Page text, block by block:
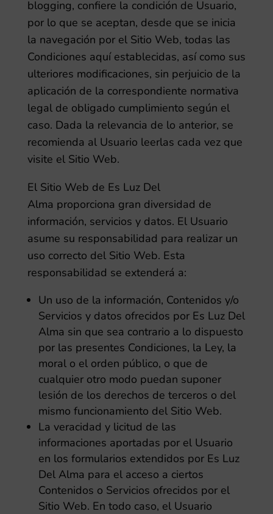
blogging, confiere la condición de Usuario,
por lo que se aceptan, desde que se inicia
la navegación por el Sitio Web, todas las
Condiciones aquí establecidas, así como sus
ulteriores modificaciones, sin perjuicio de la
aplicación de la correspondiente normativa
legal de obligado cumplimiento según el
caso. Dada la relevancia de lo anterior, se
recomienda al Usuario leerlas cada vez que
visite el Sitio Web.
El Sitio Web de Es Luz Del
Alma proporciona gran diversidad de
información, servicios y datos. El Usuario
asume su responsabilidad para realizar un
uso correcto del Sitio Web. Esta
responsabilidad se extenderá a:
Un uso de la información, Contenidos y/o
Servicios y datos ofrecidos por Es Luz Del
Alma sin que sea contrario a lo dispuesto
por las presentes Condiciones, la Ley, la
moral o el orden público, o que de
cualquier otro modo puedan suponer
lesión de los derechos de terceros o del
mismo funcionamiento del Sitio Web.
La veracidad y licitud de las
informaciones aportadas por el Usuario
en los formularios extendidos por Es Luz
Del Alma para el acceso a ciertos
Contenidos o Servicios ofrecidos por el
Sitio Web. En todo caso, el Usuario